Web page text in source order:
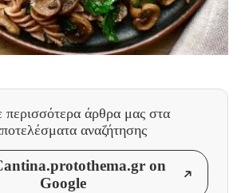
περισσότερα άρθρα μας στα
αναζήτησης
on
Google